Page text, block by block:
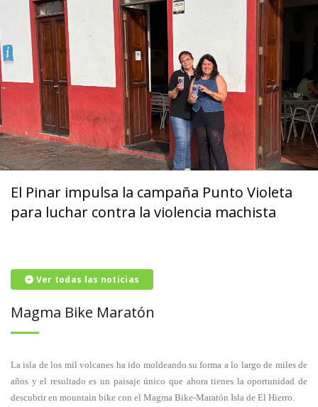
El Pinar impulsa la campaña Punto Violeta
para luchar contra la violencia machista
Ver todas las noticias
Magma Bike Maratón
La isla de los mil volcanes ha ido moldeando su forma a lo largo de miles de
años y el resultado es un paisaje único que ahora tienes la oportunidad de
descubrir en mountain bike con el Magma Bike-Maratón Isla de El Hierro.